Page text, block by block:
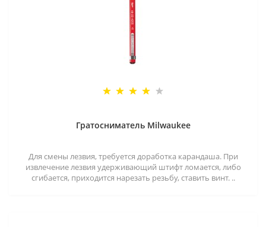
Гратосниматель Milwaukee
Для смены лезвия, требуется доработка карандаша. При
извлечение лезвия удерживающий штифт ломается, либо
сгибается, приходится нарезать резьбу, ставить винт. ..